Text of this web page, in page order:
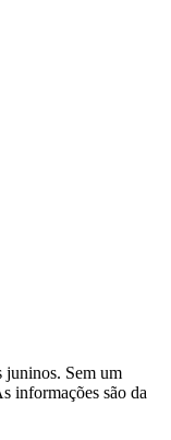
juninos. Sem um
informações são da